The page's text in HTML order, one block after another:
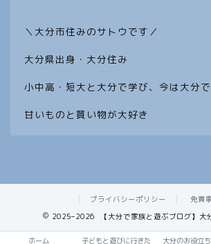
＼大分市住みのサトウです／
大分県出身・大分住み
小中高・短大と大分で学び、今は大分
甘いものと買い物が大好き
プライバシーポリシー
免責
2025–2026 【大分で家族と遊ぶブログ】大
ホーム 子どもと遊びに行きた 大分のお役立
子どもと遊びに行き
大分のお役